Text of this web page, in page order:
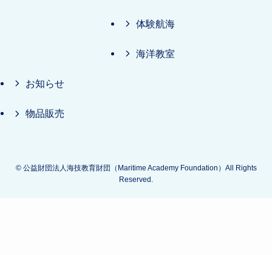
体験航海
海洋教室
お知らせ
物品販売
©公益財団法人海技教育財団（Maritime Academy Foundation）All Rights
Reserved.